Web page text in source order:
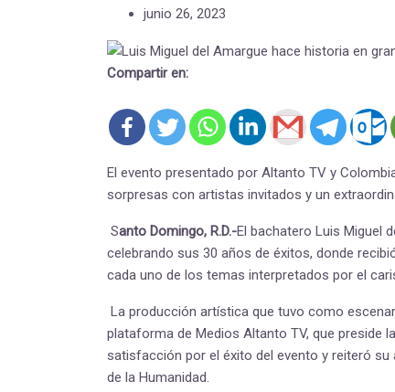
junio 26, 2023
Compartir en:
El evento presentado por Altanto TV y
sorpresas con artistas invitados y un
Santo Domingo, R.D.-El bachatero Luis Miguel
celebrando sus 30 años de éxitos, donde
cada uno de los temas interpretados por el
La producción artística que tuvo como
plataforma de Medios Altanto TV, que preside
satisfacción por el éxito del evento y reiteró
de la Humanidad.